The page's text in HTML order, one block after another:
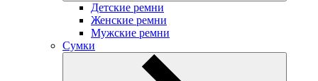
Детские ремни
Женские ремни
Мужские ремни
Сумки